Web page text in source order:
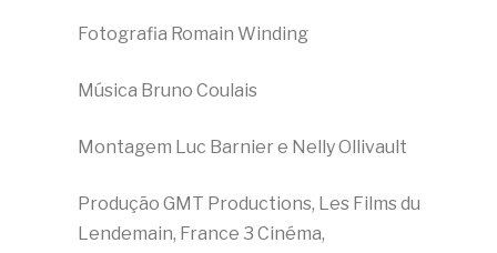
Fotografia Romain Winding
Música Bruno Coulais
Montagem Luc Barnier e Nelly Ollivault
Produção GMT Productions, Les Films du
Lendemain, France 3 Cinéma,